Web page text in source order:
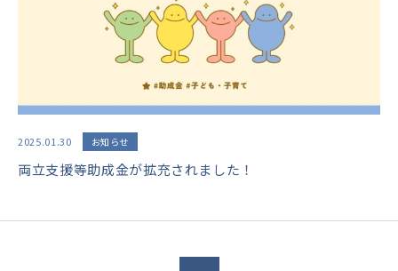
2025.01.30 お知らせ
両立支援等助成金が拡充されました！